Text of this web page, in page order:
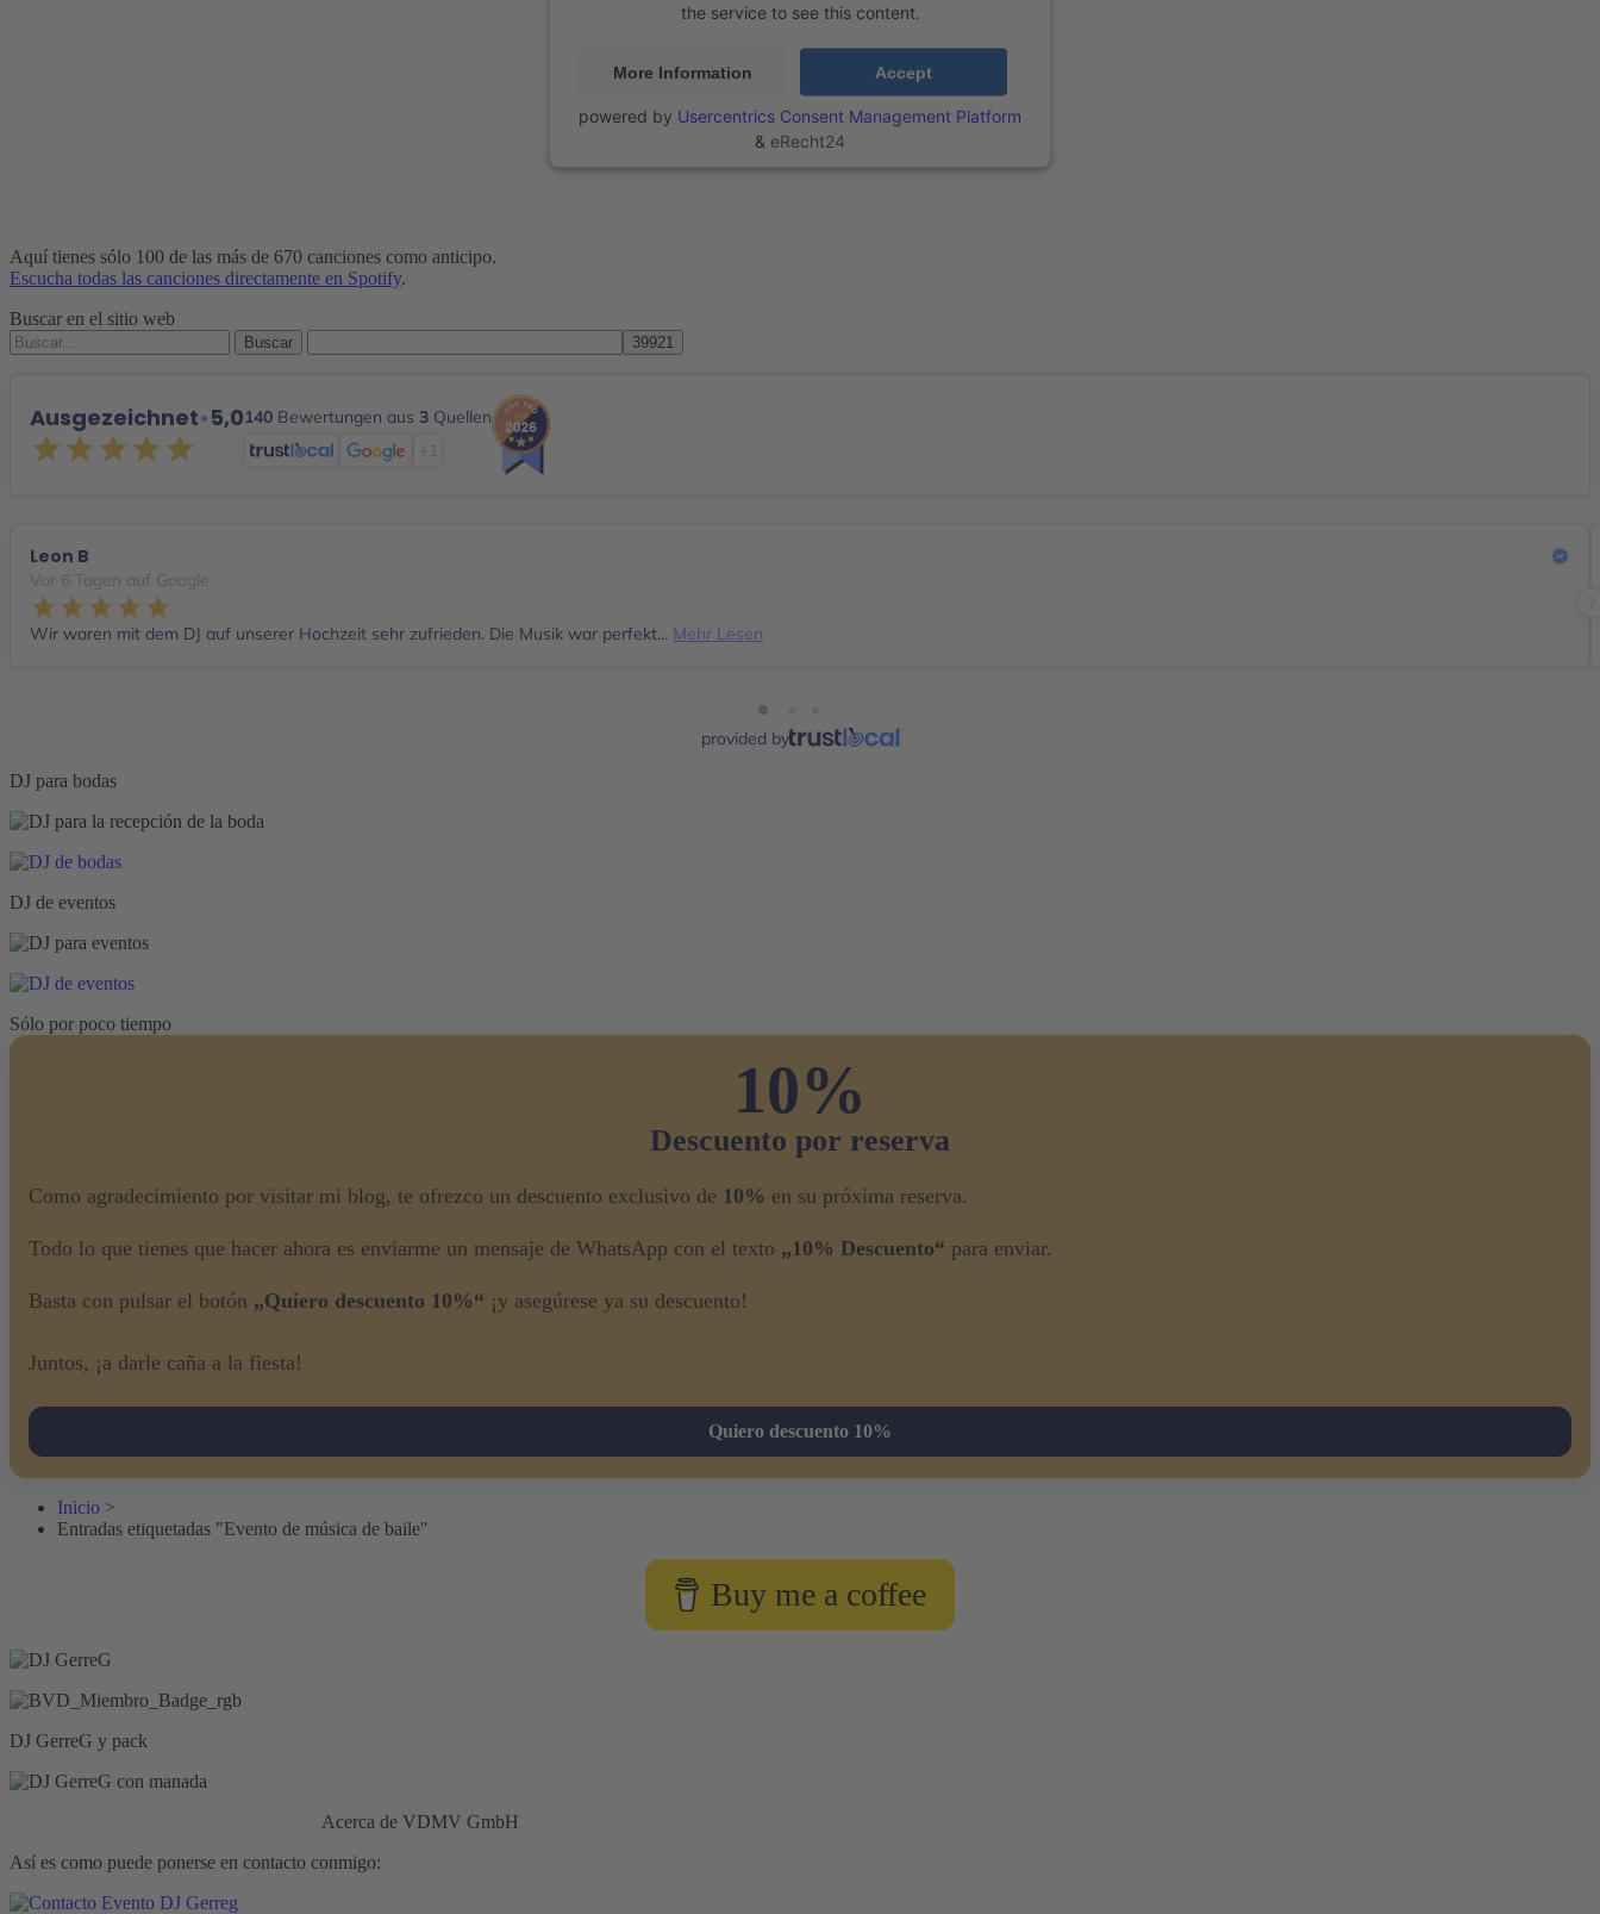
the service to see this content.
More Information Accept
powered by Usercentrics Consent Management Platform
& eRecht24
Aquí tienes sólo 100 de las más de 670 canciones como anticipo.
Escucha todas las canciones directamente en Spotify.
Buscar en el sitio web
Buscar
por:
Ausgezeichnet•5,0140 Bewertungen aus 3 Quellen
+1
Leon B
Vor 6 Tagen auf Google
Wir waren mit dem DJ auf unserer Hochzeit sehr zufrieden. Die Musik war perfekt... Mehr Lesen
provided by
DJ para bodas
DJ de eventos
Sólo por poco tiempo
10%
Descuento por reserva
Como agradecimiento por visitar mi blog, te ofrezco un descuento exclusivo de 10% en su próxima reserva.
Todo lo que tienes que hacer ahora es enviarme un mensaje de WhatsApp con el texto „10% Descuento“ para enviar.
Basta con pulsar el botón „Quiero descuento 10%“ ¡y asegúrese ya su descuento!
Juntos, ¡a darle caña a la fiesta!
Quiero descuento 10%
Inicio >
Entradas etiquetadas "Evento de música de baile"
Buy me a coffee
DJ GerreG y pack
Acerca de VDMV GmbH
Así es como puede ponerse en contacto conmigo: